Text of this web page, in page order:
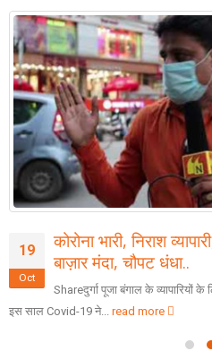
19
Oct
कोरोना भारी, निराश
बाज़ार मंदा, चौपट धंधा..
Shareदुर्गा पूजा बंगाल के व्यापारियों
इस साल Covid-19 ने... read more